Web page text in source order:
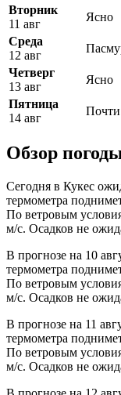
Вторник
11 авг
Ясно
Среда
12 авг
Четверг
13 авг
Ясно
Пятница
14 авг
Почти
Обзор
Сегодня в Кукес
термометра
По ветровым
м/с. Осадков не
В прогнозе на 10
термометра
По ветровым
м/с. Осадков не
В прогнозе на 11
термометра
По ветровым
м/с. Осадков не